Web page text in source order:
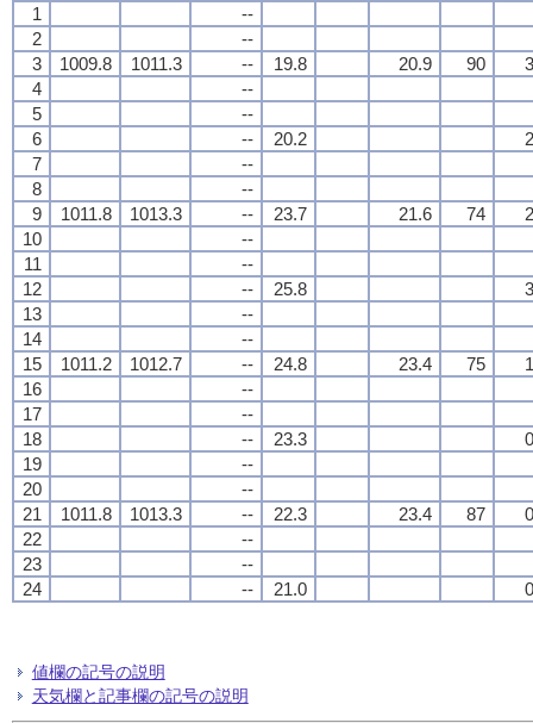
1
--
2
--
3
1009.8 1011.3 -- 19.8 20.9 90
4
--
5
--
6
-- 20.2
7
--
8
--
9
1011.8 1013.3 -- 23.7 21.6 74
10
--
11
--
12
-- 25.8
13
--
14
--
15
1011.2 1012.7 -- 24.8 23.4 75
16
--
17
--
18
-- 23.3
19
--
20
--
21
1011.8 1013.3 -- 22.3 23.4 87
22
--
23
--
24
-- 21.0
値欄の記号の説明
天気欄と記事欄の記号の説明